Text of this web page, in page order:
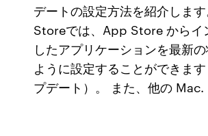
デートの設定方法を紹介しま
Storeでは、App Store からイ
したアプリケーションを最新
ように設定することができま
プデート）。 また、他の Mac.